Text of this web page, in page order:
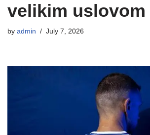
velikim uslovom
by admin July 7, 2026